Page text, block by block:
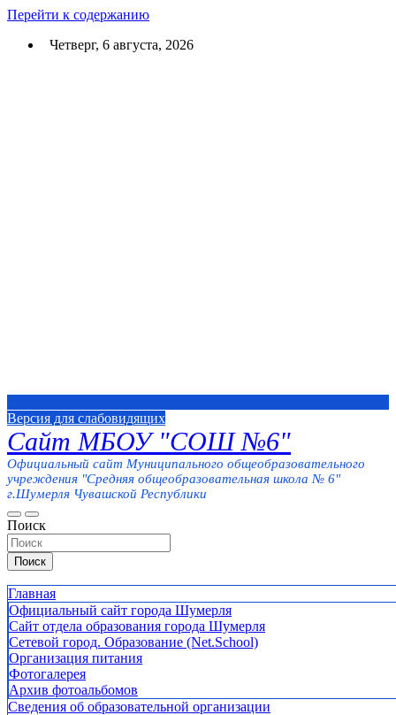
Перейти к содержанию
Четверг, 6 августа, 2026
Версия для слабовидящих
Сайт МБОУ "СОШ №6"
Официальный сайт Муниципального общеобразовательного
учреждения "Средняя общеобразовательная школа № 6"
г.Шумерля Чувашской Республики
Поиск
Поиск
Главная
Официальный сайт города Шумерля
Сайт отдела образования города Шумерля
Сетевой город. Образование (Net.School)
Организация питания
Фотогалерея
Архив фотоальбомов
Сведения об образовательной организации